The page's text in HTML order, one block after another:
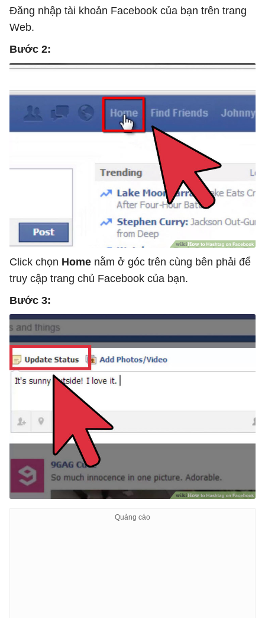
Đăng nhập tài khoản Facebook của bạn trên trang
Web.
Bước 2:
Click chọn Home nằm ở góc trên cùng bên phải để
truy cập trang chủ Facebook của bạn.
Bước 3: